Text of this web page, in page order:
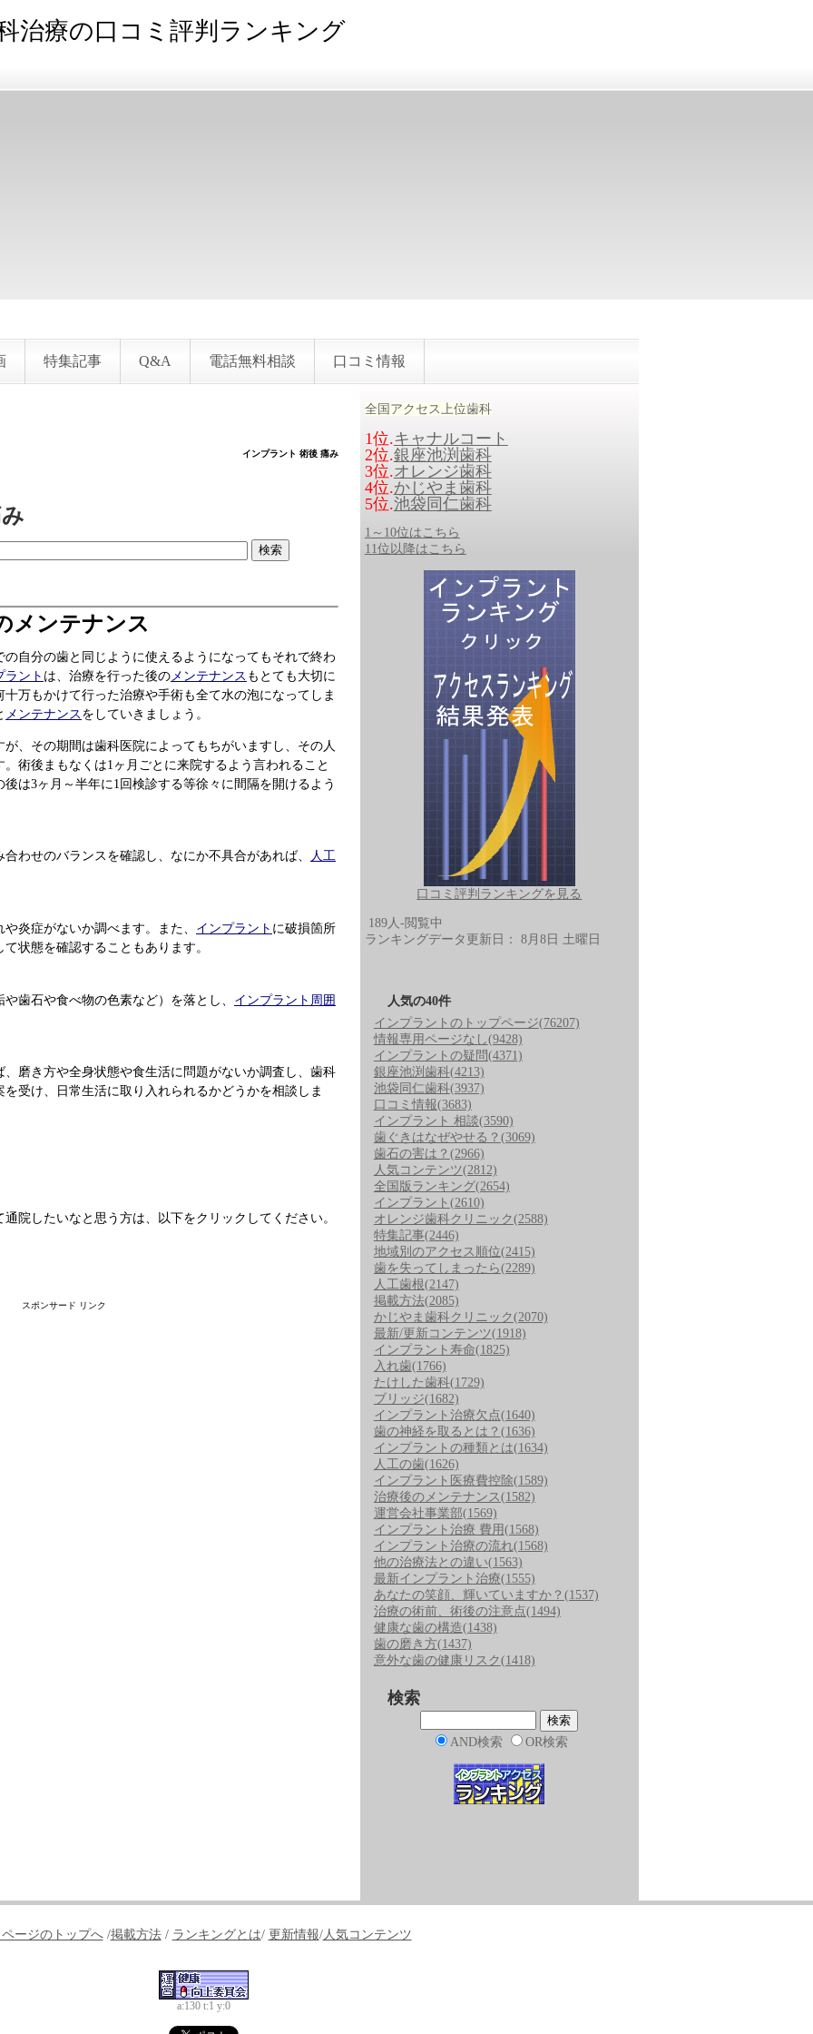
治療の口コミ評判ランキング
特集記事 Q&A 電話無料相談 口コミ情報
インプラント 術後 痛み
メンテナンス
の自分の歯と同じように使えるようになってもそれで終わ
ラント は、治療を行った後のメンテナンス もとても大切に
十万もかけて行った治療や手術も全て水の泡になってしま
メンテナンス をしていきましょう。
が、その期間は歯科医院によってもちがいますし、その人
術後まもなくは1ヶ月ごとに来院するよう言われること
は3ヶ月～半年に1回検診する等徐々に間隔を開けるよう
わせのバランスを確認し、なにか不具合があれば、
人工
炎症がないか調べます。また、 インプラント に破損箇所
て状態を確認することもあります。
歯石や食べ物の色素など）を落とし、 インプラント周囲
磨き方や全身状態や食生活に問題がないか調査し、歯科
受け、日常生活に取り入れられるかどうかを相談しま
院したいなと思う方は、以下をクリックしてください。
スポンサード リンク
全国アクセス上位歯科
1位.キャナルコート
2位.銀座池渕歯科
3位.オレンジ歯科
4位.かじやま歯科
5位.池袋同仁歯科
1～10位はこちら
11位以降はこちら
口コミ評判ランキングを見る
189人-閲覧中
ランキングデータ更新日： 8月8日 土曜日
人気の40件
インプラントのトップページ(76207)
情報専用ページなし(9428)
インプラントの疑問(4371)
銀座池渕歯科(4213)
池袋同仁歯科(3937)
口コミ情報(3683)
インプラント 相談(3590)
歯ぐきはなぜやせる？ (3069)
歯石の害は？ (2966)
人気コンテンツ(2812)
全国版ランキング(2654)
インプラント (2610)
オレンジ歯科クリニック(2588)
特集記事(2446)
地域別のアクセス順位(2415)
歯を失ってしまったら(2289)
人工歯根(2147)
掲載方法(2085)
かじやま歯科クリニック(2070)
最新/更新コンテンツ(1918)
インプラント寿命(1825)
入れ歯(1766)
たけした歯科(1729)
ブリッジ(1682)
インプラント治療欠点(1640)
歯の神経を取るとは？ (1636)
インプラントの種類とは(1634)
人工の歯(1626)
インプラント医療費控除(1589)
治療後のメンテナンス(1582)
運営会社事業部(1569)
インプラント治療 費用 (1568)
インプラント治療の流れ(1568)
他の治療法との違い(1563)
最新インプラント治療(1555)
あなたの笑顔、輝いていますか？ (1537)
治療の術前、術後の注意点(1494)
健康な歯の構造(1438)
歯の磨き方(1437)
意外な歯の健康リスク(1418)
検索
AND検索 OR検索
ページのトップへ/掲載方法/ ランキングとは/ 更新情報/人気コンテンツ
a:130 t:1 y:0